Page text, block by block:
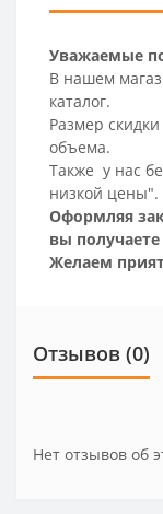
Уважаемые
В нашем
каталог.
Размер
объема.
Также у нас
низкой цены".
Оформляя
вы
Желаем
Отзывов (0)
Нет отзывов об